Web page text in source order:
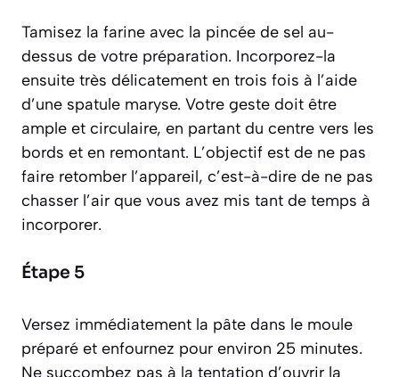
Tamisez la farine avec la pincée de sel au-
dessus de votre préparation. Incorporez-la
ensuite très délicatement en trois fois à l’aide
d’une spatule maryse. Votre geste doit être
ample et circulaire, en partant du centre vers les
bords et en remontant. L’objectif est de ne pas
faire retomber l’appareil, c’est-à-dire de ne pas
chasser l’air que vous avez mis tant de temps à
incorporer.
Étape 5
Versez immédiatement la pâte dans le moule
préparé et enfournez pour environ 25 minutes.
Ne succombez pas à la tentation d’ouvrir la